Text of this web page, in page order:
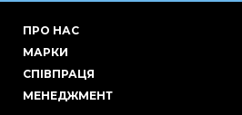
ПРО НАС
МАРКИ
СПІВПРАЦЯ
МЕНЕДЖМЕНТ